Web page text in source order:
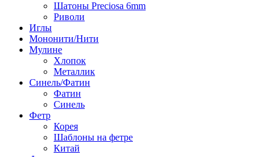
Шатоны Preciosa 6mm
Риволи
Иглы
Мононити/Нити
Мулине
Хлопок
Металлик
Синель/Фатин
Фатин
Синель
Фетр
Корея
Шаблоны на фетре
Китай